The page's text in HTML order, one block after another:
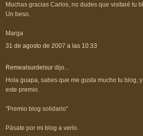
Muchas gracias Carlos, no dudes que visitaré tu
Un beso.
Marga
31 de agosto de 2007 a las 10:33
Remealsurdelsur dijo...
Hola guapa, sabes que me gusta mucho tu blog,
este premio.
"Premio blog solidario"
Pásate por mi blog a verlo.